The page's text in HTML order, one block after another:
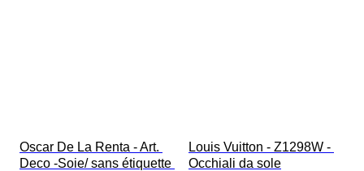
Oscar De La Renta - Art.
Deco -Soie/ sans étiquette
Louis Vuitton - Z1298W -
Occhiali da sole